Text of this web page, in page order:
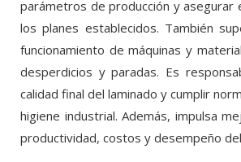
parámetros de producción y asegurar
los planes establecidos. También
funcionamiento de máquinas y
desperdicios y paradas. Es
calidad final del laminado y cumplir
higiene industrial. Además, impulsa
productividad, costos y desempeño